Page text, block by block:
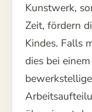
Kunstwerk,
Zeit, fördern
Kindes. Falls
dies bei